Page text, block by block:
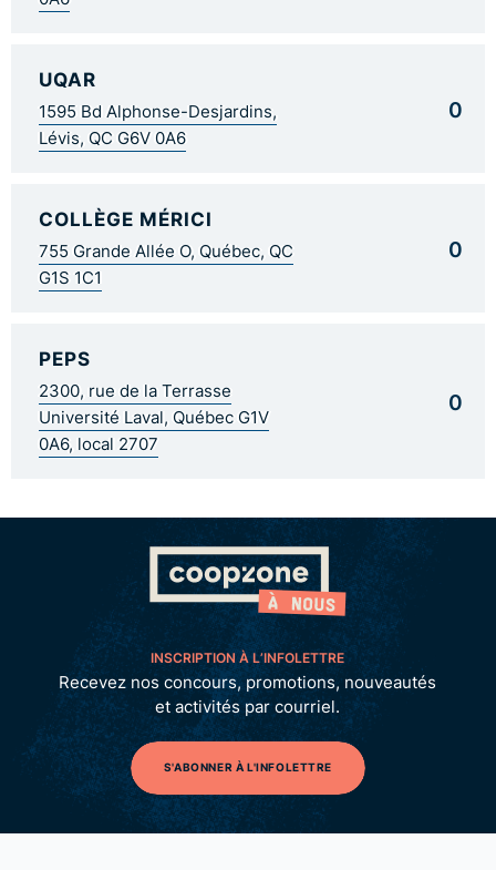
UQAR
1595 Bd Alphonse-Desjardins,
Lévis, QC G6V 0A6
0
COLLÈGE MÉRICI
755 Grande Allée O, Québec, QC
G1S 1C1
0
PEPS
2300, rue de la Terrasse
Université Laval, Québec G1V
0A6, local 2707
0
INSCRIPTION À L’INFOLETTRE
Recevez nos concours, promotions, nouveautés
et activités par courriel.
S'ABONNER À L'INFOLETTRE